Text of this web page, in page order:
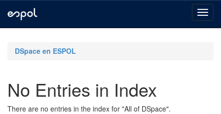
navigationDSpace en ESPOL
No Entries in Index
There are no entries in the index for "All of DSpace".